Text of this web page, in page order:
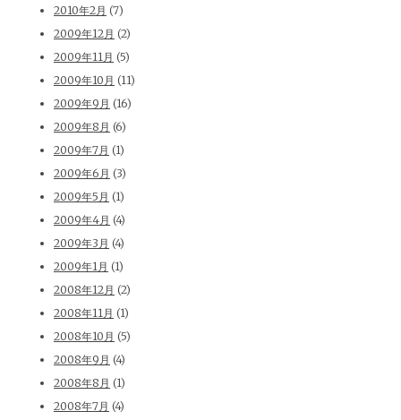
2010年2月 (7)
2009年12月 (2)
2009年11月 (5)
2009年10月 (11)
2009年9月 (16)
2009年8月 (6)
2009年7月 (1)
2009年6月 (3)
2009年5月 (1)
2009年4月 (4)
2009年3月 (4)
2009年1月 (1)
2008年12月 (2)
2008年11月 (1)
2008年10月 (5)
2008年9月 (4)
2008年8月 (1)
2008年7月 (4)